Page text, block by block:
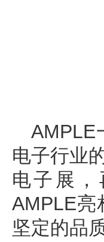
AMPLE
电子行业
电子展
AMPLE亮
坚定的品